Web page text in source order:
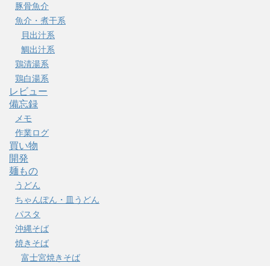
豚骨魚介
魚介・煮干系
貝出汁系
鯛出汁系
鶏清湯系
鶏白湯系
レビュー
備忘録
メモ
作業ログ
買い物
開発
麺もの
うどん
ちゃんぽん・皿うどん
パスタ
沖縄そば
焼きそば
富士宮焼きそば